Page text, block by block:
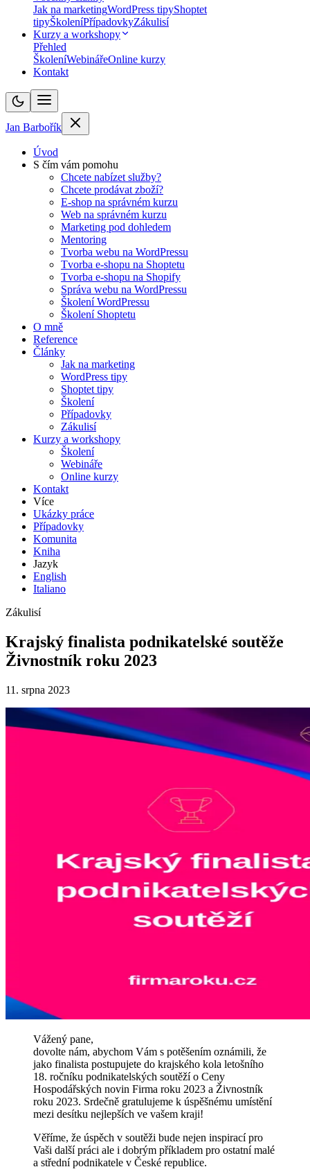
Jak na marketingWordPress tipyShoptet
tipyŠkoleníPřípadovkyZákulisí
Kurzy a workshopy
Přehled
ŠkoleníWebinářeOnline kurzy
Kontakt
Jan Barbořík
Úvod
S čím vám pomohu
Chcete nabízet služby?
Chcete prodávat zboží?
E-shop na správném kurzu
Web na správném kurzu
Marketing pod dohledem
Mentoring
Tvorba webu na WordPressu
Tvorba e-shopu na Shoptetu
Tvorba e-shopu na Shopify
Správa webu na WordPressu
Školení WordPressu
Školení Shoptetu
O mně
Reference
Články
Jak na marketing
WordPress tipy
Shoptet tipy
Školení
Případovky
Zákulisí
Kurzy a workshopy
Školení
Webináře
Online kurzy
Kontakt
Více
Ukázky práce
Případovky
Komunita
Kniha
Jazyk
English
Italiano
Zákulisí
Krajský finalista podnikatelské soutěže
Živnostník roku 2023
11. srpna 2023
Vážený pane,
dovolte nám, abychom Vám s potěšením oznámili, že
jako finalista postupujete do krajského kola letošního
18. ročníku podnikatelských soutěží o Ceny
Hospodářských novin Firma roku 2023 a Živnostník
roku 2023. Srdečně gratulujeme k úspěšnému umístění
mezi desítku nejlepších ve vašem kraji!
Věříme, že úspěch v soutěži bude nejen inspirací pro
Vaši další práci ale i dobrým příkladem pro ostatní malé
a střední podnikatele v České republice.